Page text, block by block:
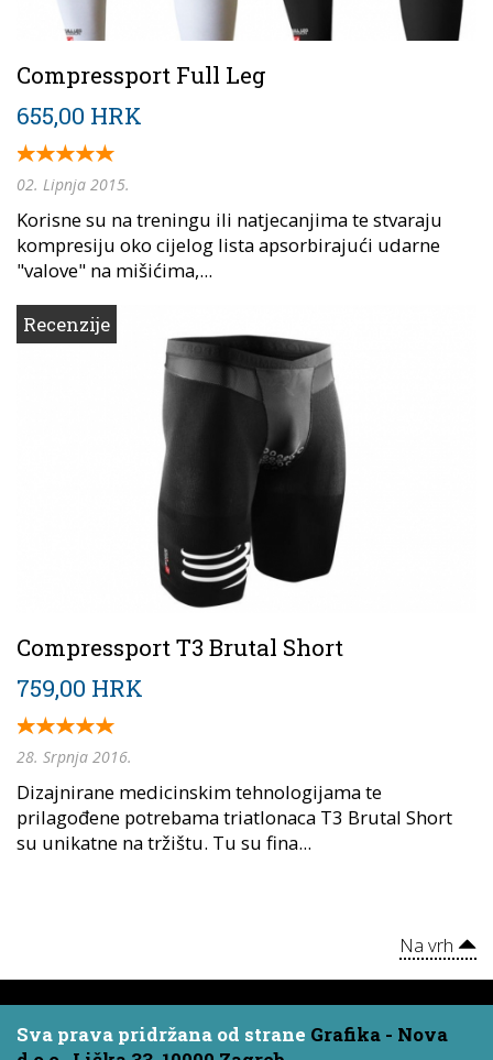
Compressport Full Leg
655,00 HRK
02. Lipnja 2015.
Korisne su na treningu ili natjecanjima te stvaraju
kompresiju oko cijelog lista apsorbirajući udarne
"valove" na mišićima,...
Recenzije
Compressport T3 Brutal Short
759,00 HRK
28. Srpnja 2016.
Dizajnirane medicinskim tehnologijama te
prilagođene potrebama triatlonaca T3 Brutal Short
su unikatne na tržištu. Tu su fina...
Na vrh
Sva prava pridržana od strane Grafika - Nova